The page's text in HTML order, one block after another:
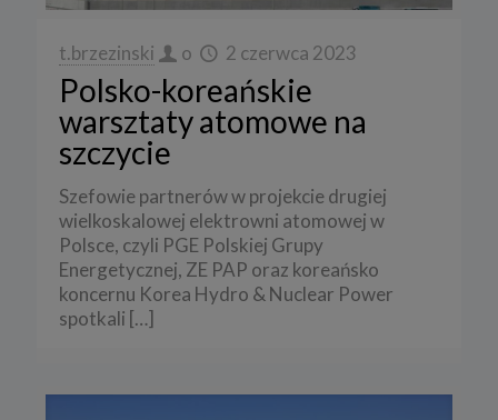
t.brzezinski o 2 czerwca 2023
Polsko-koreańskie
warsztaty atomowe na
szczycie
Szefowie partnerów w projekcie drugiej
wielkoskalowej elektrowni atomowej w
Polsce, czyli PGE Polskiej Grupy
Energetycznej, ZE PAP oraz koreańsko
koncernu Korea Hydro & Nuclear Power
spotkali […]